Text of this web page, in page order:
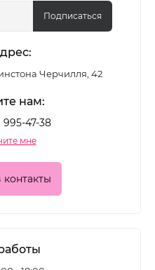
- для
и выразительных
покрытие для
блеском
Подписаться
Черчилля, 42
нам:
995-47-38
мне